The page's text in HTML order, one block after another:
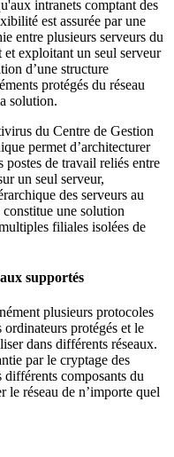
intranets comptant des
est assurée par une
entre plusieurs serveurs du
exploitant un seul serveur
d’une structure
protégés du réseau
solution.
du Centre de Gestion
permet d’architecturer
de travail reliés entre
un seul serveur,
des serveurs au
une solution
filiales isolées de
supportés
plusieurs protocoles
protégés et le
dans différents réseaux.
par le cryptage des
différents composants du
le réseau de n’importe quel